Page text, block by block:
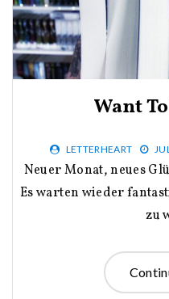
Want
LETTERHEART
Neuer Monat, neues Glück – und was soll ich sagen?
Es warten wieder
zu